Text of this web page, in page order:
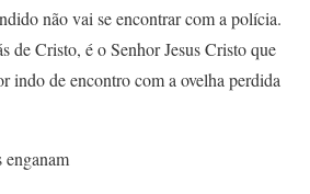
não vai se encontrar com a polícia.
de Cristo, é o Senhor Jesus Cristo que
indo de encontro com a ovelha perdida